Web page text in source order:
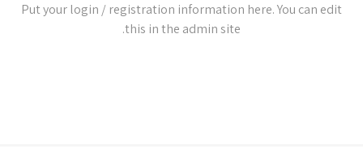
Put your login / registration information here. You can edit
this in the admin site.